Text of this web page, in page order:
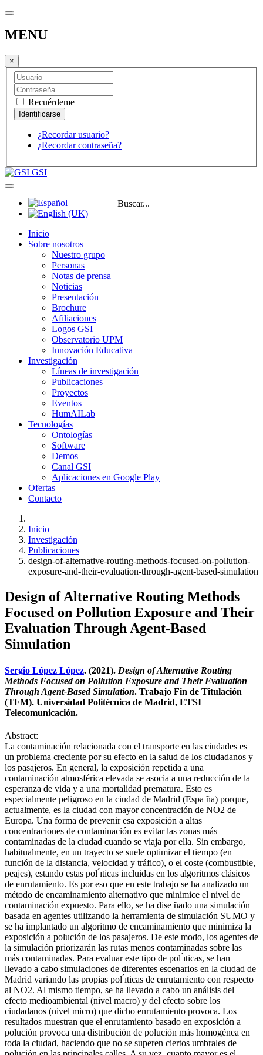
MENU
×
Recuérdeme
¿Recordar usuario?
¿Recordar contraseña?
GSI
Buscar...
Inicio
Sobre nosotros
Nuestro grupo
Personas
Notas de prensa
Noticias
Presentación
Brochure
Afiliaciones
Logos GSI
Observatorio UPM
Innovación Educativa
Investigación
Líneas de investigación
Publicaciones
Proyectos
Eventos
HumAILab
Tecnologías
Ontologías
Software
Demos
Canal GSI
Aplicaciones en Google Play
Ofertas
Contacto
Inicio
Investigación
Publicaciones
design-of-alternative-routing-methods-focused-on-pollution-
exposure-and-their-evaluation-through-agent-based-simulation
Design of Alternative Routing Methods
Focused on Pollution Exposure and Their
Evaluation Through Agent-Based
Simulation
Sergio López López. (2021). Design of Alternative Routing
Methods Focused on Pollution Exposure and Their Evaluation
Through Agent-Based Simulation. Trabajo Fin de Titulación
(TFM). Universidad Politécnica de Madrid, ETSI
Telecomunicación.
Abstract:
La contaminación relacionada con el transporte en las ciudades es
un problema creciente por su efecto en la salud de los ciudadanos y
los pasajeros. En general, la exposición repetida a una
contaminación atmosférica elevada se asocia a una reducción de la
esperanza de vida y a una mortalidad prematura. Esto es
especialmente peligroso en la ciudad de Madrid (Espa ̃na) porque,
actualmente, es la ciudad con mayor concentración de NO2 de
Europa. Una forma de prevenir esa exposición a altas
concentraciones de contaminación es evitar las zonas más
contaminadas de la ciudad cuando se viaja por ella. Sin embargo,
habitualmente, en un trayecto se suele optimizar el tiempo (en
función de la distancia, velocidad y tráfico), o el coste (combustible,
peajes), estando estas pol ́ıticas incluidas en los algoritmos clásicos
de enrutamiento. Es por eso que en este trabajo se ha analizado un
método de encaminamiento alternativo que minimice el nivel de
contaminación expuesto. Para ello, se ha dise ̃nado una simulación
basada en agentes utilizando la herramienta de simulación SUMO y
se ha implantado un algoritmo de encaminamiento que minimiza la
exposición a polución de los pasajeros. De este modo, los agentes de
la simulación priorizarán las rutas menos contaminadas sobre las
más contaminadas. Para evaluar este tipo de pol ́ıticas, se han
llevado a cabo simulaciones de diferentes escenarios en la ciudad de
Madrid variando las propias pol ́ıticas de enrutamiento con respecto
al NO2. Al mismo tiempo, se ha llevado a cabo un análisis del
efecto medioambiental (nivel macro) y del efecto sobre los
ciudadanos (nivel micro) que dicho enrutamiento provoca. Los
resultados muestran que el enrutamiento basado en exposición a
polución provoca una distribución de polución más homogénea en
toda la ciudad, haciendo que no se superen ciertos umbrales de